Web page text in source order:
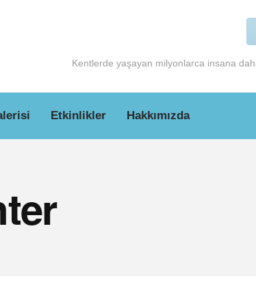
Kentlerde yaşayan milyonlarca insana
Etkinlikler Hakkımızda